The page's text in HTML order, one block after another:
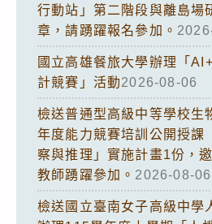
行動站」第二階段與離島場
章，請踴躍報名參加。
國立高雄餐旅大學辦理「
計競賽」活動2026-08-06
檢送普通型高級中等學校生
年度能力競賽培訓公開授課
察與推理」實施計畫1份，
教師踴躍參加。 2026-08-06
檢送國立臺南女子高級中學